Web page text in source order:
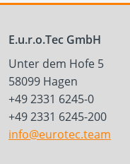
E.u.r.o.Tec GmbH
Unter dem Hofe 5
58099 Hagen
+49 2331 6245-0
+49 2331 6245-200
info@eurotec.team